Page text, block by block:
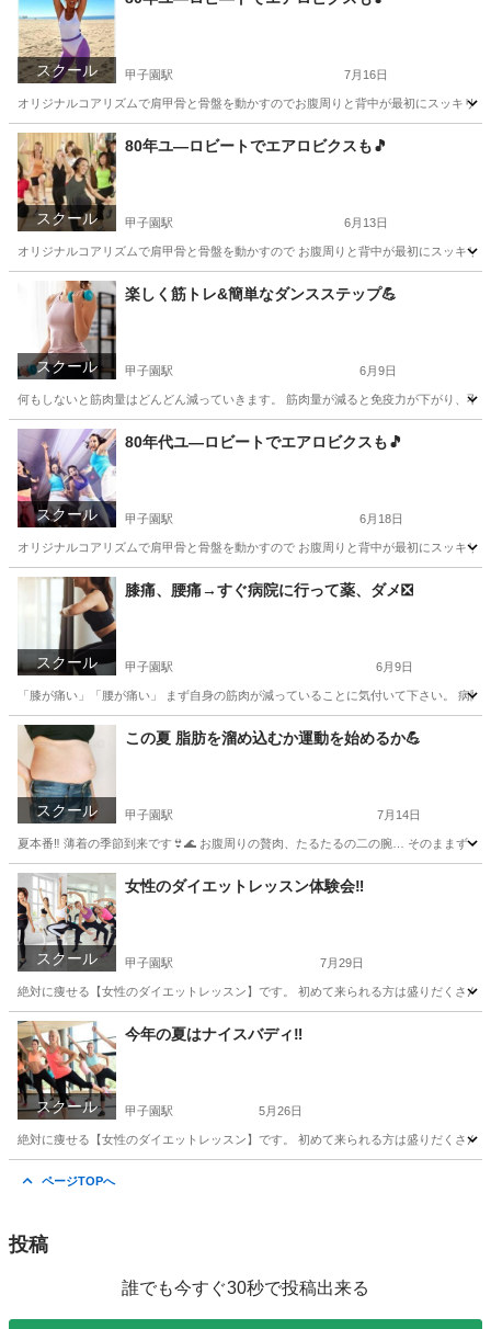
スクール 甲子園駅 7月16日
オリジナルコアリズムで肩甲骨と骨盤を動かすのでお腹周りと背中が最初にスッキリ
兵庫 西宮市 甲子園駅 美容健康 エアロビクス
スクール
80年ユ―ロビートでエアロビクスも🎵
甲子園駅 6月13日
オリジナルコアリズムで肩甲骨と骨盤を動かすので お腹周りと背中が最初にスッキ
西宮市 甲子園駅 美容健康 エアロビクス
スクール
楽しく筋トレ&簡単なダンスステップ💪
甲子園駅 6月9日
何もしないと筋肉量はどんどん減っていきます。 筋肉量が減ると免疫力が下がり、
兵庫 西宮市 甲子園駅 その他 筋トレ
スクール
80年代ユ―ロビートでエアロビクスも🎵
甲子園駅 6月18日
オリジナルコアリズムで肩甲骨と骨盤を動かすので お腹周りと背中が最初にスッキ
兵庫 西宮市 甲子園駅 美容健康 エアロビクス
スクール
膝痛、腰痛→すぐ病院に行って薬、ダメ❎
甲子園駅 6月9日
「膝が痛い」「腰が痛い」 まず自身の筋肉が減っていることに気付いて下さい。 病
兵庫 西宮市 甲子園駅 その他 腰痛
スクール
この夏 脂肪を溜め込むか運動を始めるか💪
甲子園駅 7月14日
夏本番‼️ 薄着の季節到来です👙🌊 お腹周りの贅肉、たるたるの二の腕… そのままずっ
兵庫 西宮市 甲子園駅 美容健康 レッスン
スクール
女性のダイエットレッスン体験会‼️
甲子園駅 7月29日
絶対に痩せる【女性のダイエットレッスン】です。 初めて来られる方は盛りだくさ
兵庫 西宮市 甲子園駅 その他 レッスン
スクール
今年の夏はナイスバディ‼️
甲子園駅 5月26日
絶対に痩せる【女性のダイエットレッスン】です。 初めて来られる方は盛りだくさ
ページTOPへ
投稿
誰でも今すぐ30秒で投稿出来る